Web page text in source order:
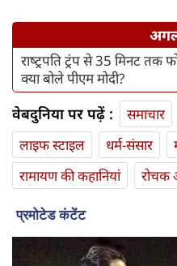
राष्‍ट्रपति ट्रंप से 35 मिनट
क्या बोले पीएम मोदी?
वेबदुनिया पर पढ़ें : समाचार
लाइफ स्‍टाइल
धर्म-संसार
रामायण की कहानियां
रोचक